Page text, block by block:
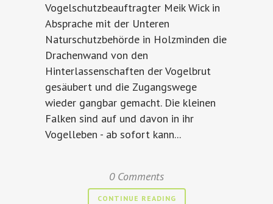
Vogelschutzbeauftragter Meik Wick in
Absprache mit der Unteren
Naturschutzbehörde in Holzminden die
Drachenwand von den
Hinterlassenschaften der Vogelbrut
gesäubert und die Zugangswege
wieder gangbar gemacht. Die kleinen
Falken sind auf und davon in ihr
Vogelleben - ab sofort kann...
0 Comments
CONTINUE READING